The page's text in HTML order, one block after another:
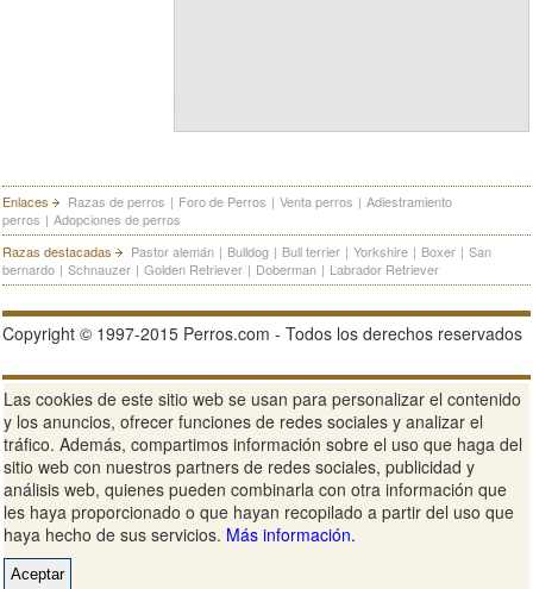
Enlaces Razas de perros | Foro de Perros | Venta perros | Adiestramiento
perros | Adopciones de perros
Razas destacadas
Pastor alemán | Bulldog | Bull terrier | Yorkshire | Boxer | San
bernardo | Schnauzer | Golden Retriever | Doberman | Labrador Retriever
Copyright © 1997-2015 Perros.com - Todos los derechos reservados
Publicidad en Perros.com | Contacte | Aviso Legal Política de
privacidad | Condiciones de uso
Ver sitio web completo
Las cookies de este sitio web se usan para personalizar el contenido
y los anuncios, ofrecer funciones de redes sociales y analizar el
tráfico. Además, compartimos información sobre el uso que haga del
sitio web con nuestros partners de redes sociales, publicidad y
análisis web, quienes pueden combinarla con otra información que
les haya proporcionado o que hayan recopilado a partir del uso que
haya hecho de sus servicios. Más información.